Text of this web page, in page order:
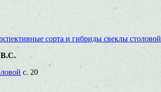
сорта и гибриды свеклы столовой
В.С.
с. 20